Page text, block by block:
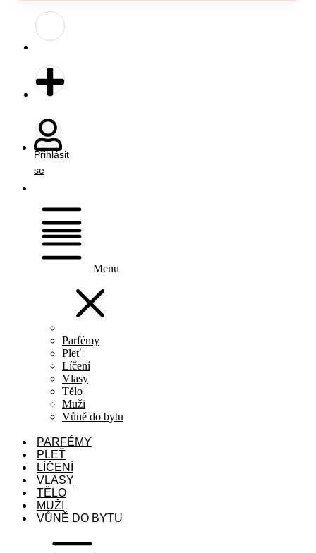
Přihlásit
se
Menu
Parfémy
Pleť
Líčení
Vlasy
Tělo
Muži
Vůně do bytu
PARFÉMY
PLEŤ
LÍČENÍ
VLASY
TĚLO
MUŽI
VŮNĚ DO BYTU